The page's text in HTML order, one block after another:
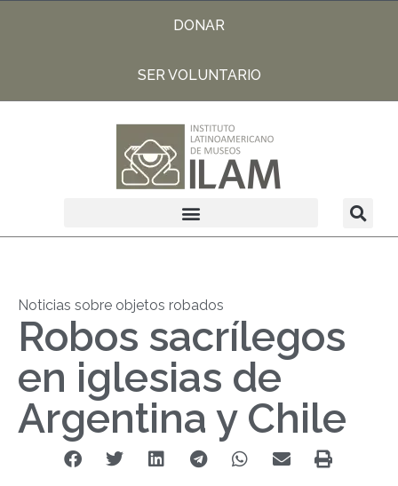
DONAR
SER VOLUNTARIO
Noticias sobre objetos robados
Robos sacrílegos
en iglesias de
Argentina y Chile